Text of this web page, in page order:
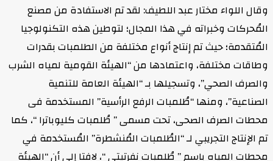
وقال اللواء مختار عبد اللطيف: لقد تم الاستفادة من مصنع
المُحركات وخبراته في هذا المجال؛ لتوطين هذه التكنولوجيا
المُتقدمة؛ حيث تم إنتاج أنواع مختلفة من الطلمبات بقدرات
وطاقات مختلفة، واعتمادها من “الهيئة القومية لمياه الشرب
والصرف الصحي”، وتسجيلها بـ “الهيئة العامة للتنمية
الصناعية”، ومنها “طُلمبات الرفع الرأسية” المستخدمة فى
محطات الصرف الصحى، تحت مسمى ” طُلمبات كليوباترا “، كما
تم الإنتاج التجريبي لـ “الطُلمبات المُنشطرة” المُستخدمة في
محطات المياه باسم ” طُلمبات نفرتيتى “، لافتا إلى أن “الهيئة